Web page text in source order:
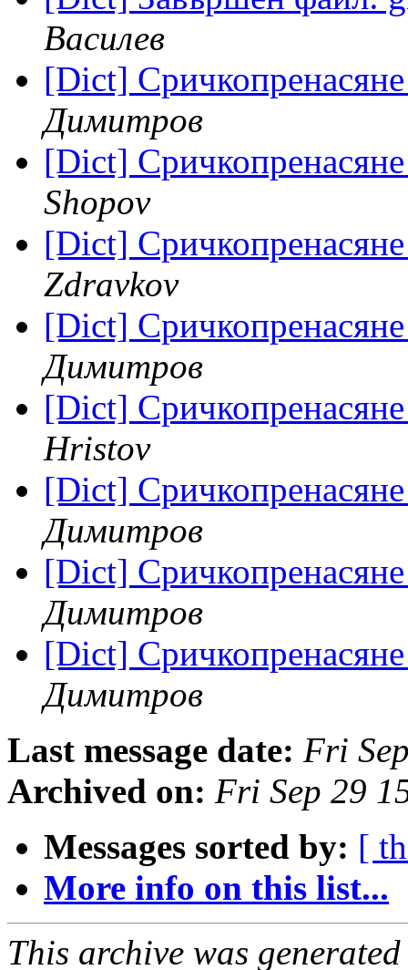
Василев
[Dict]
Димитров
[Dict]
Shopov
[Dict]
Zdravkov
[Dict]
Димитров
[Dict]
Hristov
[Dict]
Димитров
[Dict]
Димитров
[Dict]
Димитров
Last message date: Fri
Archived on: Fri Sep 29
Messages sorted by: [
More info on this list...
This archive was